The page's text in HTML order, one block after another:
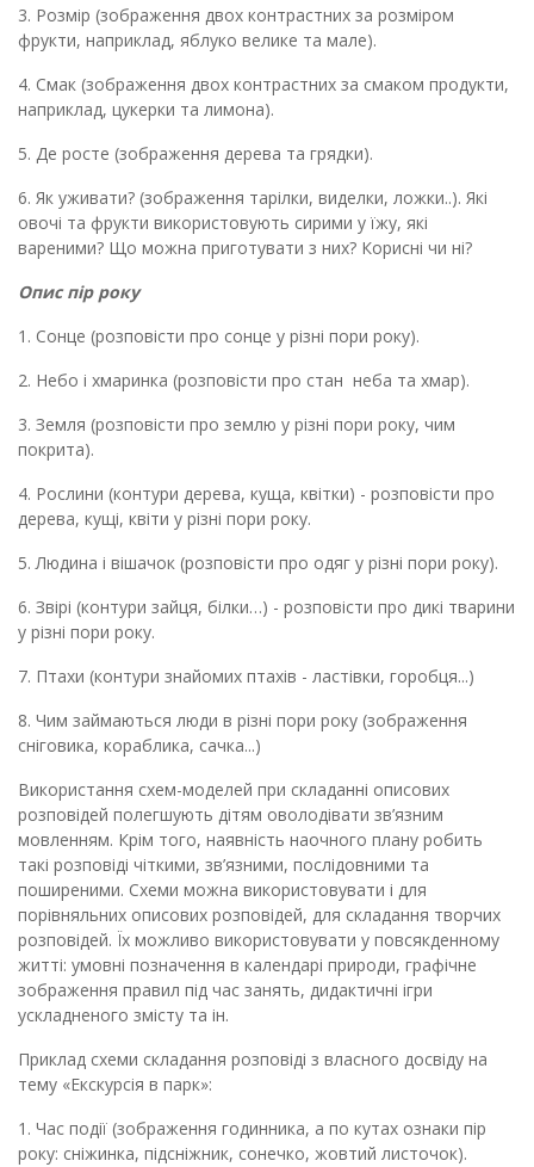
3. Розмір (зображення двох контрастних за розміром
фрукти, наприклад, яблуко велике та мале).
4. Смак (зображення двох контрастних за смаком продукти,
наприклад, цукерки та лимона).
5. Де росте (зображення дерева та грядки).
6. Як уживати? (зображення тарілки, виделки, ложки..). Які
овочі та фрукти використовують сирими у їжу, які
вареними? Що можна приготувати з них? Корисні чи ні?
Опис пір року
1. Сонце (розповісти про сонце у різні пори року).
2. Небо і хмаринка (розповісти про стан неба та хмар).
3. Земля (розповісти про землю у різні пори року, чим
покрита).
4. Рослини (контури дерева, куща, квітки) - розповісти про
дерева, кущі, квіти у різні пори року.
5. Людина і вішачок (розповісти про одяг у різні пори року).
6. Звірі (контури зайця, білки…) - розповісти про дикі тварини
у різні пори року.
7. Птахи (контури знайомих птахів - ластівки, горобця...)
8. Чим займаються люди в різні пори року (зображення
сніговика, кораблика, сачка...)
Використання схем-моделей при складанні описових
розповідей полегшують дітям оволодівати зв’язним
мовленням. Крім того, наявність наочного плану робить
такі розповіді чіткими, зв’язними, послідовними та
поширеними. Схеми можна використовувати і для
порівняльних описових розповідей, для складання творчих
розповідей. Їх можливо використовувати у повсякденному
житті: умовні позначення в календарі природи, графічне
зображення правил під час занять, дидактичні ігри
ускладненого змісту та ін.
Приклад сxеми складання розповiдi з власного досвіду на
тему «Екскурсія в парк»:
1. Час події (зображення годинника, а по кутах ознаки пір
року: сніжинка, підсніжник, сонечко, жовтий листочок).